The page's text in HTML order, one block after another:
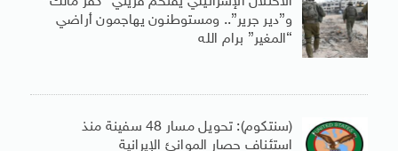
و”دير جرير”.. ومستوطنون يهاجمون أراضي
“المغير” برام الله
(سنتكوم): تحويل مسار 48 سفينة منذ
استئناف حصار الموانئ الإيرانية